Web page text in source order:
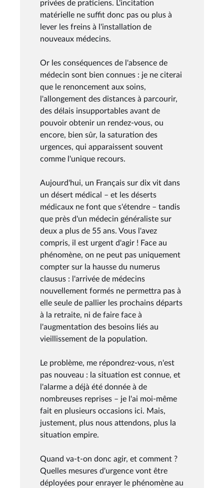
privées de praticiens. L'incitation
matérielle ne suffit donc pas ou plus à
lever les freins à l'installation de
nouveaux médecins.
Or les conséquences de l'absence de
médecin sont bien connues : je ne citerai
que le renoncement aux soins,
l'allongement des distances à parcourir,
des délais insupportables avant de
pouvoir obtenir un rendez-vous, ou
encore, bien sûr, la saturation des
urgences, qui apparaissent souvent
comme l'unique recours.
Aujourd'hui, un Français sur dix vit dans
un désert médical – et les déserts
médicaux ne font que s'étendre – tandis
que près d'un médecin généraliste sur
deux a plus de 55 ans. Vous l'avez
compris, il est urgent d'agir ! Face au
phénomène, on ne peut pas uniquement
compter sur la hausse du numerus
clausus : l'arrivée de médecins
nouvellement formés ne permettra pas à
elle seule de pallier les prochains départs
à la retraite, ni de faire face à
l'augmentation des besoins liés au
vieillissement de la population.
Le problème, me répondrez-vous, n'est
pas nouveau : la situation est connue, et
l'alarme a déjà été donnée à de
nombreuses reprises – je l'ai moi-même
fait en plusieurs occasions ici. Mais,
justement, plus nous attendons, plus la
situation empire.
Quand va-t-on donc agir, et comment ?
Quelles mesures d'urgence vont être
déployées pour enrayer le phénomène au